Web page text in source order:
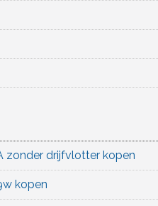
zonder drijfvlotter kopen
kopen